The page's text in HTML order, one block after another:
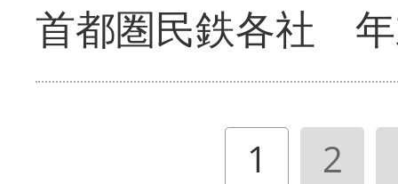
首都圏民鉄各社
1 2